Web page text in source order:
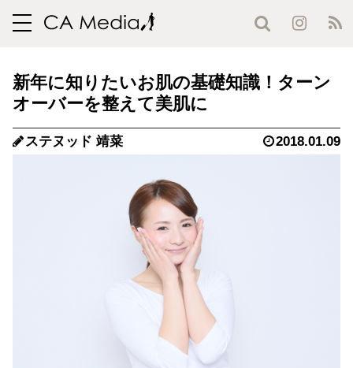
toggle
新年に知りたいお肌の基礎知識！ターン
オーバーを整えて美肌に
ステヌッド 靖菜 2018.01.09